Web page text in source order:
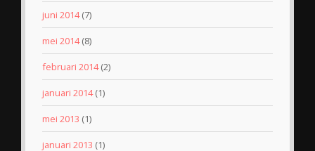
juni 2014(7)
mei 2014(8)
februari 2014(2)
januari 2014(1)
mei 2013 (1)
januari 2013 (1)